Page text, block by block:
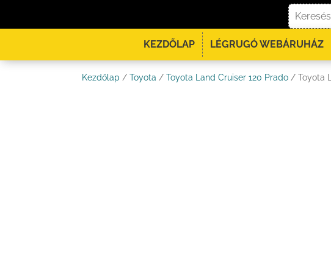
KEZDŐLAP LÉGRUGÓ WEBÁRUHÁZ
Kezdőlap /Toyota /Toyota Land Cruiser 120 Prado / Toyota